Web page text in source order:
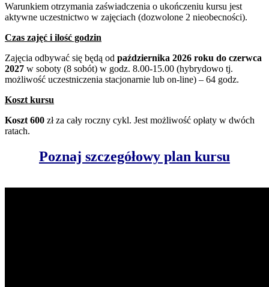
Warunkiem otrzymania zaświadczenia o ukończeniu kursu jest
aktywne uczestnictwo w zajęciach (dozwolone 2 nieobecności).
Czas zajęć i ilość godzin
Zajęcia odbywać się będą od października 2026 roku do czerwca
2027 w soboty (8 sobót) w godz. 8.00-15.00 (hybrydowo tj.
możliwość uczestniczenia stacjonarnie lub on-line) – 64 godz.
Koszt kursu
Koszt 600 zł za cały roczny cykl. Jest możliwość opłaty w dwóch
ratach.
Poznaj szczegółowy plan kursu